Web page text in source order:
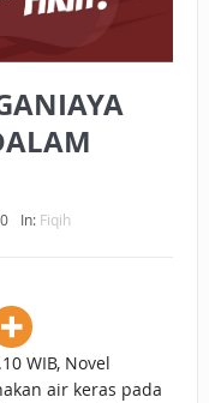
MENGANGSUR
SENDIRI
In: Fiqih
WIB, Novel
air keras pada